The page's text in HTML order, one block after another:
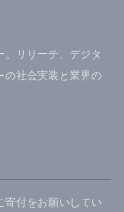
。リサーチ、デジタ
の社会実装と業界の
寄付をお願いしてい